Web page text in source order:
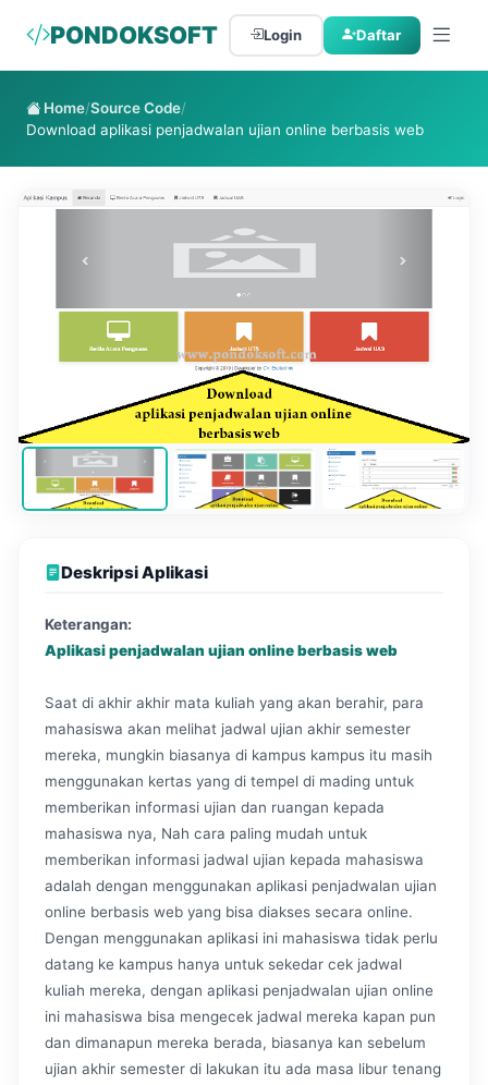
PONDOKSOFT Login Daftar
Home/Source Code/
Download aplikasi penjadwalan ujian online berbasis web
Deskripsi Aplikasi
Keterangan:
Aplikasi penjadwalan ujian online berbasis web
Saat di akhir akhir mata kuliah yang akan berahir, para
mahasiswa akan melihat jadwal ujian akhir semester
mereka, mungkin biasanya di kampus kampus itu masih
menggunakan kertas yang di tempel di mading untuk
memberikan informasi ujian dan ruangan kepada
mahasiswa nya, Nah cara paling mudah untuk
memberikan informasi jadwal ujian kepada mahasiswa
adalah dengan menggunakan aplikasi penjadwalan ujian
online berbasis web yang bisa diakses secara online.
Dengan menggunakan aplikasi ini mahasiswa tidak perlu
datang ke kampus hanya untuk sekedar cek jadwal
kuliah mereka, dengan aplikasi penjadwalan ujian online
ini mahasiswa bisa mengecek jadwal mereka kapan pun
dan dimanapun mereka berada, biasanya kan sebelum
ujian akhir semester di lakukan itu ada masa libur tenang